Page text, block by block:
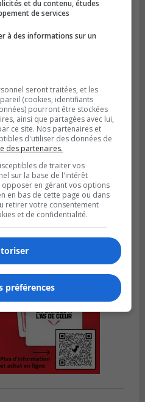
et du contenu, études
de services
à des informations sur un
seront traitées, et les
(cookies, identifiants
pourront être stockées
ainsi que partagées avec lui,
ce site. Nos partenaires et
d'utiliser des données de
des partenaires.
de traiter vos
sur la base de l'intérêt
opposer en gérant vos options
en bas de cette page ou dans
retirer votre consentement
et de confidentialité.
préférences